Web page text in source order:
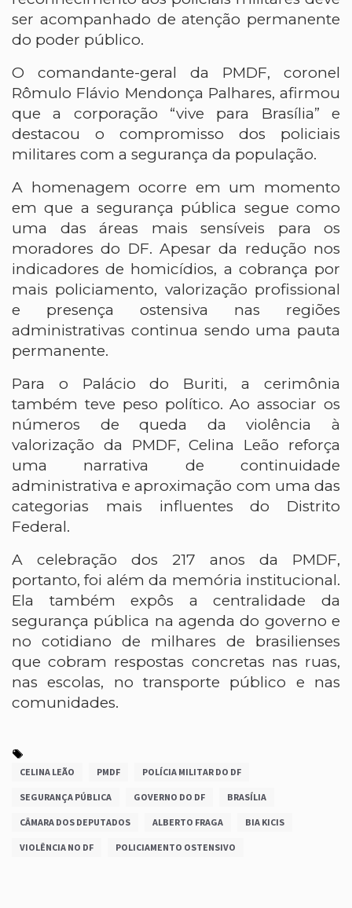
ser acompanhado de atenção permanente
do poder público.
O comandante-geral da PMDF, coronel
Rômulo Flávio Mendonça Palhares, afirmou
que a corporação “vive para Brasília” e
destacou o compromisso dos policiais
militares com a segurança da população.
A homenagem ocorre em um momento
em que a segurança pública segue como
uma das áreas mais sensíveis para os
moradores do DF. Apesar da redução nos
indicadores de homicídios, a cobrança por
mais policiamento, valorização profissional
e presença ostensiva nas regiões
administrativas continua sendo uma pauta
permanente.
Para o Palácio do Buriti, a cerimônia
também teve peso político. Ao associar os
números de queda da violência à
valorização da PMDF, Celina Leão reforça
uma narrativa de continuidade
administrativa e aproximação com uma das
categorias mais influentes do Distrito
Federal.
A celebração dos 217 anos da PMDF,
portanto, foi além da memória institucional.
Ela também expôs a centralidade da
segurança pública na agenda do governo e
no cotidiano de milhares de brasilienses
que cobram respostas concretas nas ruas,
nas escolas, no transporte público e nas
comunidades.
CELINA LEÃO PMDF POLÍCIA MILITAR DO DF
SEGURANÇA PÚBLICA GOVERNO DO DF BRASÍLIA
CÂMARA DOS DEPUTADOS ALBERTO FRAGA BIA KICIS
VIOLÊNCIA NO DF POLICIAMENTO OSTENSIVO